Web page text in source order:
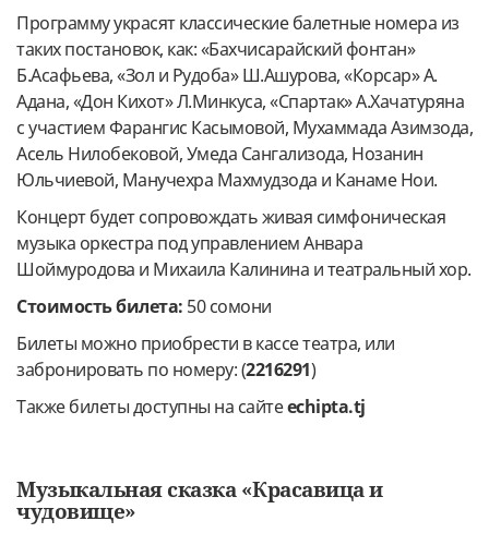
Программу украсят классические балетные номера из
таких постановок, как: «Бахчисарайский фонтан»
Б.Асафьева, «Зол и Рудоба» Ш.Ашурова, «Корсар» А.
Адана, «Дон Кихот» Л.Минкуса, «Спартак» А.Хачатуряна
с участием Фарангис Касымовой, Мухаммада Азимзода,
Асель Нилобековой, Умеда Сангализода, Нозанин
Юльчиевой, Манучехра Махмудзода и Канаме Нои.
Концерт будет сопровождать живая симфоническая
музыка оркестра под управлением Анвара
Шоймуродова и Михаила Калинина и театральный хор.
Стоимость билета: 50 сомони
Билеты можно приобрести в кассе театра, или
забронировать по номеру: (2216291)
Также билеты доступны на сайтеechipta.tj
Музыкальная сказка «Красавица и
чудовище»